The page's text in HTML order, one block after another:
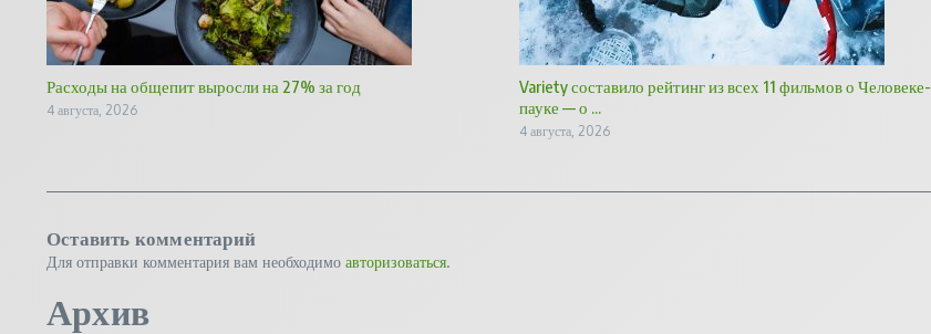
Расходы на общепит выросли на 27% за год
4 августа, 2026
Variety составило рейтинг из всех 11 фильмов о Человеке-
пауке — о ...
4 августа, 2026
Оставить комментарий
Для отправки комментария вам необходимо авторизоваться.
Архив